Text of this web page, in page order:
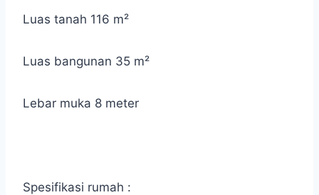
Luas tanah 116 m²
Luas bangunan 35 m²
Lebar muka 8 meter
Spesifikasi rumah :